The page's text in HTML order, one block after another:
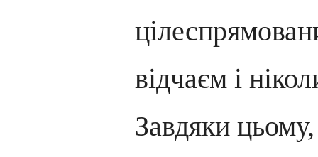
відчаєм і
Завдяки